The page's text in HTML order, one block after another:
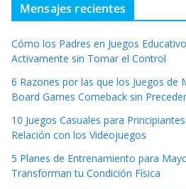
Mensajes recientes
Cómo los Padres en Juegos
Activamente sin Tomar el Control
6 Razones por las que los Juegos de
Board Games Comeback sin
10 Juegos Casuales para
Relación con los Videojuegos
5 Planes de Entrenamiento para
Transforman tu Condición Física